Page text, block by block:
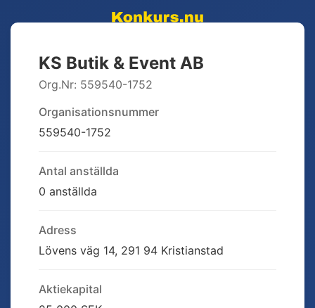
KS Butik & Event AB
Org.Nr: 559540-1752
Organisationsnummer
559540-1752
Antal anställda
0 anställda
Adress
Lövens väg 14, 291 94 Kristianstad
Aktiekapital